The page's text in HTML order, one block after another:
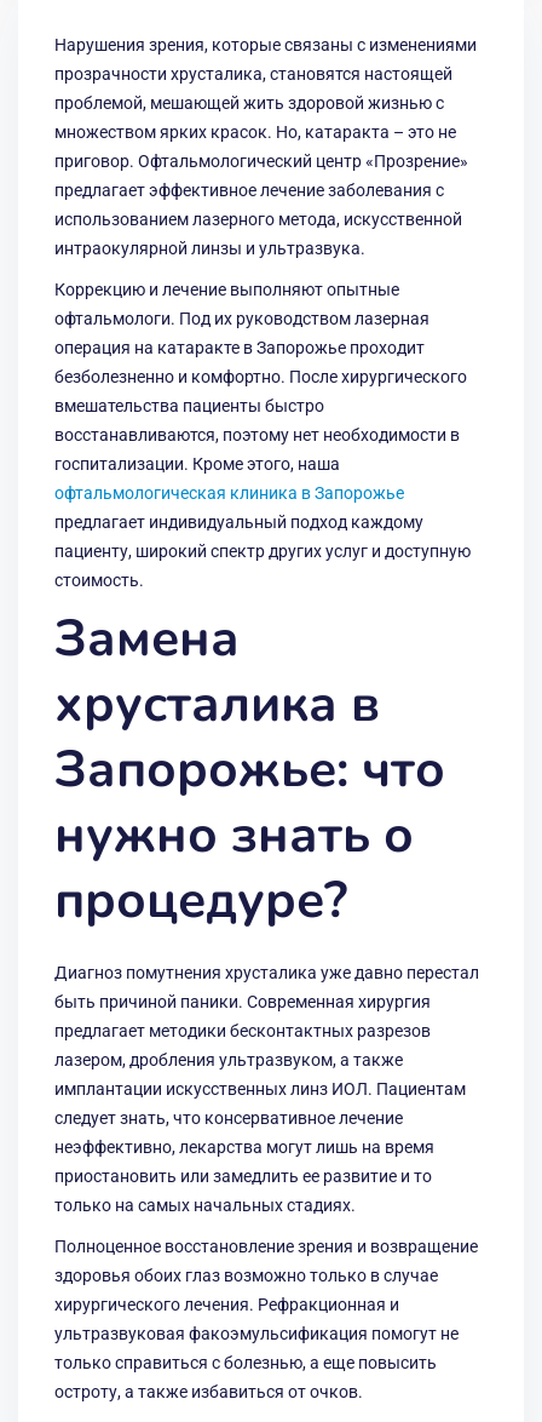
Нарушения зрения, которые связаны с изменениями
прозрачности хрусталика, становятся настоящей
проблемой, мешающей жить здоровой жизнью с
множеством ярких красок. Но, катаракта – это не
приговор. Офтальмологический центр «Прозрение»
предлагает эффективное лечение заболевания с
использованием лазерного метода, искусственной
интраокулярной линзы и ультразвука.
Коррекцию и лечение выполняют опытные
офтальмологи. Под их руководством лазерная
операция на катаракте в Запорожье проходит
безболезненно и комфортно. После хирургического
вмешательства пациенты быстро
восстанавливаются, поэтому нет необходимости в
госпитализации. Кроме этого, наша
офтальмологическая клиника в Запорожье
предлагает индивидуальный подход каждому
пациенту, широкий спектр других услуг и доступную
стоимость.
Замена
хрусталика в
Запорожье: что
нужно знать о
процедуре?
Диагноз помутнения хрусталика уже давно перестал
быть причиной паники. Современная хирургия
предлагает методики бесконтактных разрезов
лазером, дробления ультразвуком, а также
имплантации искусственных линз ИОЛ. Пациентам
следует знать, что консервативное лечение
неэффективно, лекарства могут лишь на время
приостановить или замедлить ее развитие и то
только на самых начальных стадиях.
Полноценное восстановление зрения и возвращение
здоровья обоих глаз возможно только в случае
хирургического лечения. Рефракционная и
ультразвуковая факоэмульсификация помогут не
только справиться с болезнью, а еще повысить
остроту, а также избавиться от очков.